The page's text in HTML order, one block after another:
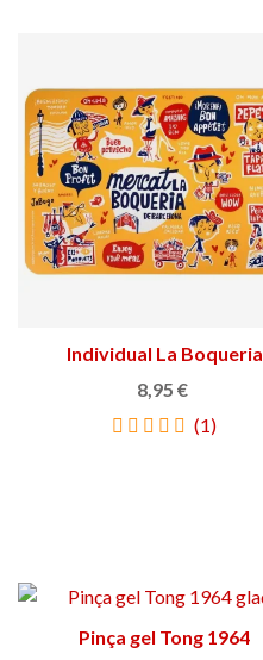
Triar opció
Individual La Boqueria
8,95 €
(1)
Triar opció
Pinça gel Tong 1964